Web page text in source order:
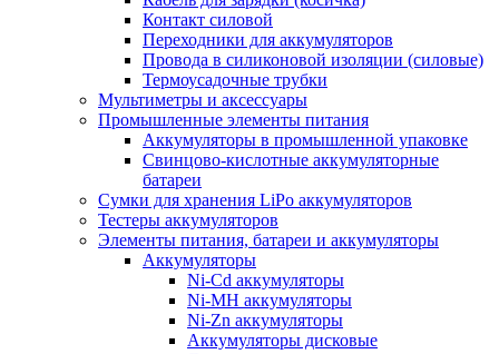
Контакт силовой
Переходники для аккумуляторов
Провода в силиконовой изоляции (силовые)
Термоусадочные трубки
Мультиметры и аксессуары
Промышленные элементы питания
Аккумуляторы в промышленной упаковке
Свинцово-кислотные аккумуляторные
батареи
Сумки для хранения LiPo аккумуляторов
Тестеры аккумуляторов
Элементы питания, батареи и аккумуляторы
Аккумуляторы
Ni-Cd аккумуляторы
Ni-MH аккумуляторы
Ni-Zn аккумуляторы
Аккумуляторы дисковые